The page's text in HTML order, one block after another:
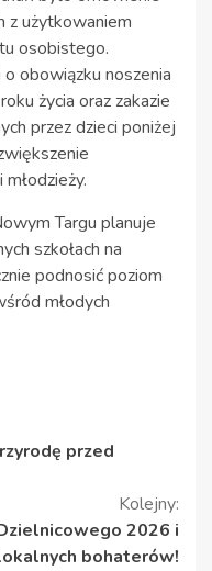
z użytkowaniem
osobistego.
obowiązku noszenia
życia oraz zakazie
przez dzieci poniżej
Targu planuje
szkołach na
podnosić poziom
młodych
przed
Kolejny:
2026 i
bohaterów!